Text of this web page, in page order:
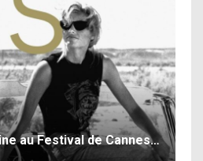
au Festival de Cannes…